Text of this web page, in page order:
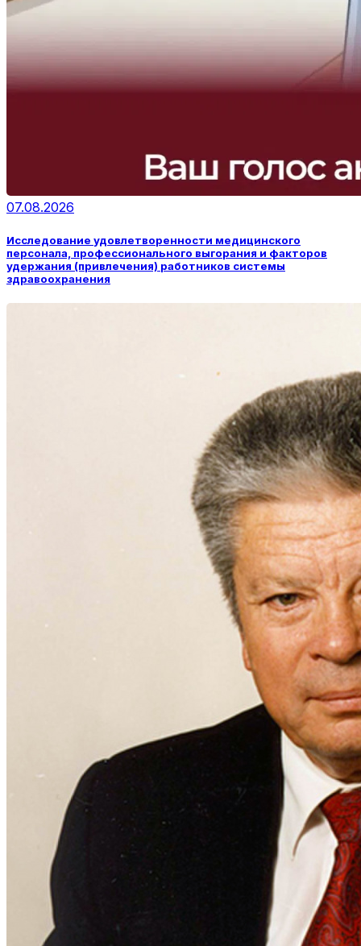
07.08.2026
Исследование удовлетворенности медицинского
персонала, профессионального выгорания и факторов
удержания (привлечения) работников системы
здравоохранения